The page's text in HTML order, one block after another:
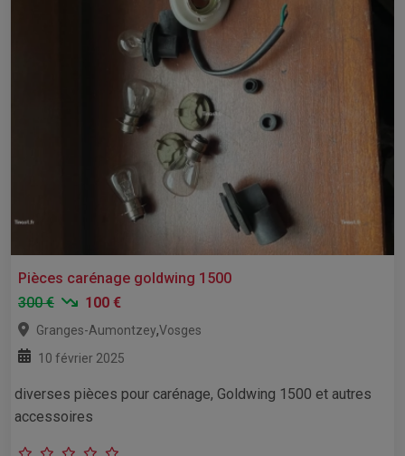
Pièces carénage goldwing 1500
300 €
100 €
Granges-Aumontzey,Vosges
10 février 2025
diverses pièces pour carénage, Goldwing 1500 et autres
accessoires